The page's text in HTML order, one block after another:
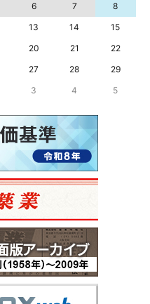
6 7
8
13 14
15
20 21
22
27 28
29
3 4 5